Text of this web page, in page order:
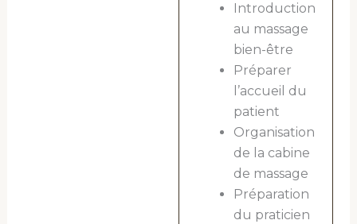
Introduction
au massage
bien-être
Préparer
l’accueil du
patient
Organisation
de la cabine
de massage
Préparation
du praticien